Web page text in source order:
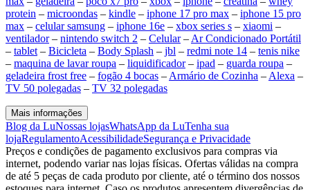
protein – microondas – kindle – iphone 17 pro max – iphone 15 pro
max – celular samsung – iphone 16e – xbox series s – xiaomi –
ventilador– nintendo switch 2 – Celular– Ar Condicionado Portátil
– tablet – Bicicleta – Body Splash – jbl – redmi note 14 – tenis nike
– maquina de lavar roupa – liquidificador– ipad – guarda roupa –
geladeira frost free – fogão 4 bocas – Armário de Cozinha – Alexa –
TV 50 polegadas – TV 32 polegadas
Mais informações
Blog da LuNossas lojasWhatsApp da LuTenha sua
lojaRegulamentoAcessibilidadeSegurança e Privacidade
Preços e condições de pagamento exclusivos para compras via
internet, podendo variar nas lojas físicas. Ofertas válidas na compra
de até 5 peças de cada produto por cliente, até o término dos nossos